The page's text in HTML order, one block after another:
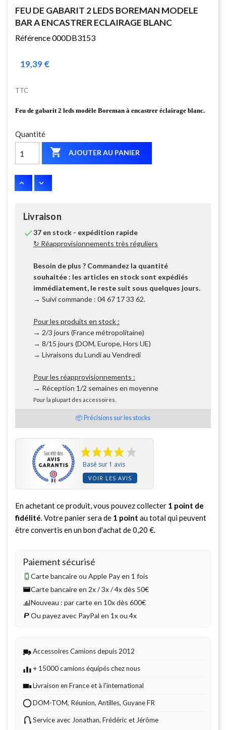
FEU DE GABARIT 2 LEDS BOREMAN MODELE
BAR A ENCASTRER ECLAIRAGE BLANC
Référence 000DB3153
19,39 €
TTC
Feu de gabarit 2 leds modèle Boreman à encastrer éclairage blanc.
Quantité
 AJOUTER AU PANIER
Livraison
37 en stock - expédition rapide
↻ Réapprovisionnements très réguliers
Besoin de plus ? Commandez la quantité
souhaitée : les articles en stock sont expédiés
immédiatement, le reste suit sous quelques jours.
→ Suivi commande : 04 67 17 33 62.
Pour les produits en stock :
→ 2/3 jours (France métropolitaine)
→ 8/15 jours (DOM, Europe, Hors UE)
→ Livraisons du Lundi au Vendredi
Pour les réapprovisionnements :
→ Réception 1/2 semaines en moyenne
Pour la plupart des accessoires.
📦 Précisions sur les stocks
Basé sur 1 avis
VOIR LES AVIS
En achetant ce produit, vous pouvez collecter 1 point de
fidélité. Votre panier sera de 1 point au total qui peuvent
être convertis en un bon d'achat de0,20 €.
Paiement sécurisé
Carte bancaire ou Apple Pay en 1 fois
Carte bancaire en 2x / 3x / 4x dès 50€
Nouveau : par carte en 10x dès 600€
Ou payez avec PayPal en 1x ou 4x
Accessoires Camions depuis 2012
+ 15000 camions équipés chez nous
Livraison en France et à l'international
DOM-TOM, Réunion, Antilles, Guyane FR
Service avec Jonathan, Frédéric et Jérôme